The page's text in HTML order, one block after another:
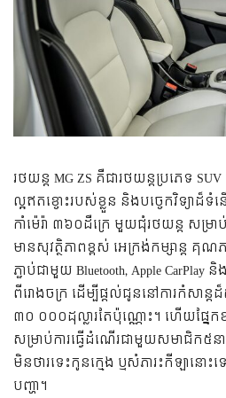
រថយន្ត MG ZS គឺជារថយន្តប្រភេទ
ល្អឥតខ្ចោះរបស់ខ្លួន និងបច្ចេកវិទ្យាដ៏
កាំម៉េរ៉ា ៣៦០ដឺក្រេ មួយជុំរថយន្ត សម្
មានសុវត្ថិភាពខ្ពស់ អេក្រង់កម្សាន្ត
ភ្ជាប់ជាមួយ Bluetooth, Apple CarPlay
ពីរោងចក្រ ដើម្បីផ្តល់ជូននៅការកំសាន្
៣០ ០០០ដុល្លារតែប៉ុណ្ណោះ។ ហើយផ្នែ
សម្រាប់ការធ្វើដំណើរជាមួយសមាជិក៥ន
មិនថារទេះកូនក្មេង ឬសំភារះកីឡានោះ
បញ្ហា។